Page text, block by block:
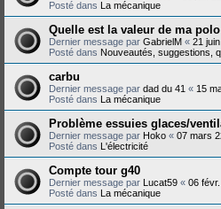
Posté dans La mécanique
Quelle est la valeur de ma
Dernier message par GabrielM « 21
Posté dans Nouveautés, suggestions,
carbu
Dernier message par dad du 41 « 15
Posté dans La mécanique
Problème essuies glaces/
Dernier message par Hoko « 07 mars
Posté dans L'électricité
Compte tour g40
Dernier message par Lucat59 « 06
Posté dans La mécanique